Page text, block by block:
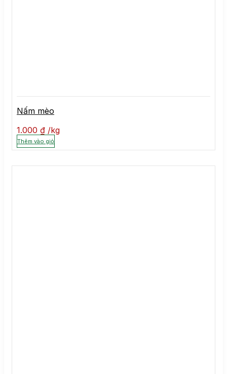
Nấm mèo
1.000 ₫ kg
Thêm vào giỏ